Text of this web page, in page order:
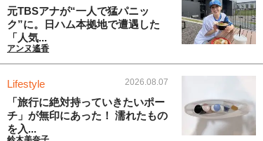
元TBSアナが“一人で猛パニッ
ク”に。日ハム本拠地で遭遇した
「人気...
アンヌ遙香
Lifestyle 2026.08.07
「旅行に絶対持っていきたいポー
チ」が無印にあった！ 濡れたもの
を入...